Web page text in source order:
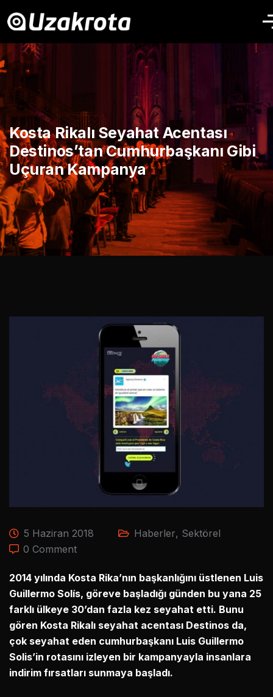
Kosta Rikalı Seyahat Acentası
Destinos’tan Cumhurbaşkanı Gibi
Uçuran Kampanya
5 Haziran 2018 Haberler, Sektörel
0 Comment
2014 yılında Kosta Rika’nın başkanlığını üstlenen Luis
Guillermo Solís, göreve başladığı günden bu yana 25
farklı ülkeye 30’dan fazla kez seyahat etti. Bunu
gören Kosta Rikalı seyahat acentası Destinos da,
çok seyahat eden cumhurbaşkanı Luis Guillermo
Solis’in rotasını izleyen bir kampanyayla insanlara
indirim fırsatları sunmaya başladı.